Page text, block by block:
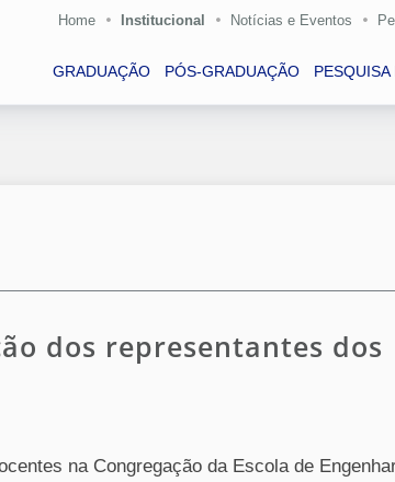
Home Institucional Notícias e Eventos
GRADUAÇÃO PÓS-GRADUAÇÃO
dos representantes dos
na Congregação da Escola de